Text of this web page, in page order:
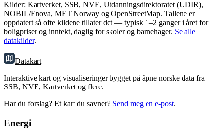
Kilder: Kartverket, SSB, NVE, Utdanningsdirektoratet (UDIR),
NOBIL/Enova, MET Norway og OpenStreetMap. Tallene er
oppdatert så ofte kildene tillater det — typisk 1–2 ganger i året for
boligpriser og inntekt, daglig for skoler og barnehager. Se alle
datakilder.
Datakart
Interaktive kart og visualiseringer bygget på åpne norske data fra
SSB, NVE, Kartverket og flere.
Har du forslag? Et kart du savner? Send meg en e-post.
Energi